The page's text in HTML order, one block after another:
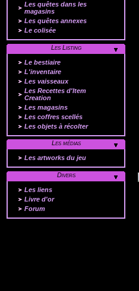
Les quêtes dans les
magasins
Les quêtes annexes
Le colisée
Les Listing
Le bestiaire
L'inventaire
Les vaisseaux
Les Recettes d'Item
Creation
Les magasins
Les coffres scellés
Les objets à récolter
Les médias
Les artworks du jeu
Divers
Les liens
Livre d'or
Forum